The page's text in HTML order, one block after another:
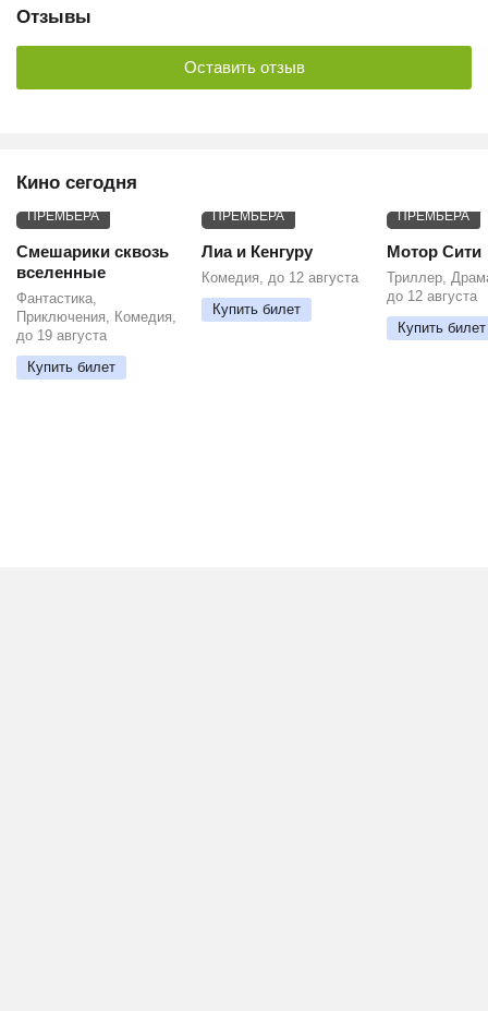
Отзывы
Оставить отзыв
Кино сегодня
ПРЕМЬЕРА
Смешарики сквозь
вселенные
Фантастика,
Приключения, Комедия,
до 19 августа
Купить билет
ПРЕМЬЕРА
Лиа и Кенгуру
Комедия, до 12 августа
Купить билет
ПРЕМЬЕРА
Мотор Сити
Триллер,
до 12 августа
Купить билет